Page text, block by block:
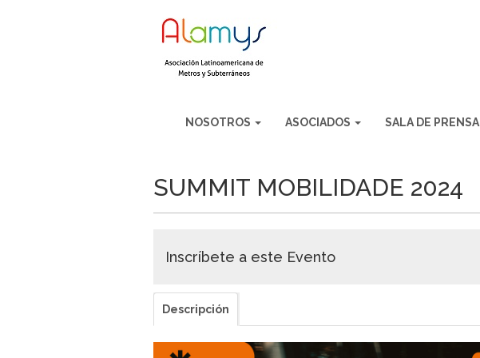
NOSOTROS ASOCIADOS SALA DE PRENSA
SUMMIT MOBILIDADE 2024
Inscríbete a este Evento
Descripción